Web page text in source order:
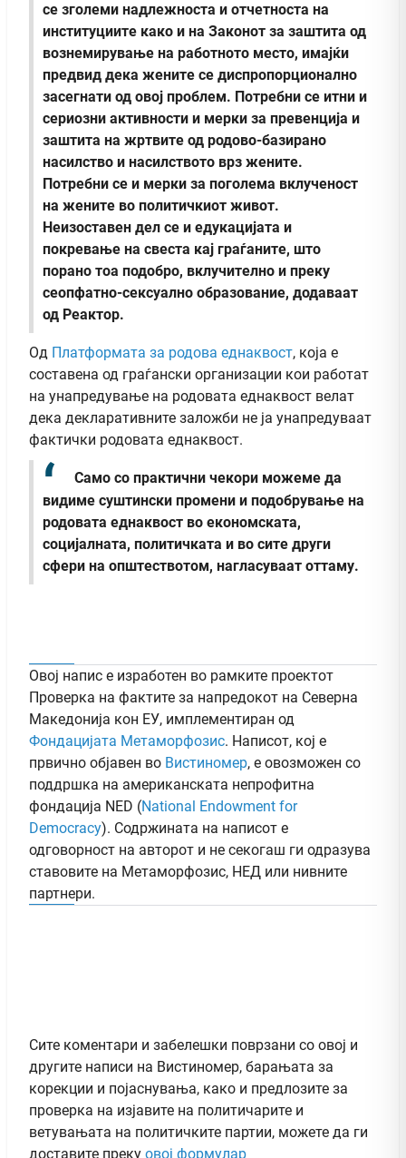
се зголеми надлежноста и отчетноста на
институциите како и на Законот за заштита од
вознемирување на работното место, имајќи
предвид дека жените се диспропорционално
засегнати од овој проблем. Потребни се итни и
сериозни активности и мерки за превенција и
заштита на жртвите од родово-базирано
насилство и насилството врз жените.
Потребни се и мерки за поголема вклученост
на жените во политичкиот живот.
Неизоставен дел се и едукацијата и
покревање на свеста кај граѓаните, што
порано тоа подобро, вклучително и преку
сеопфатно-сексуално образование, додаваат
од Реактор.
Од Платформата за родова еднаквост, која е
составена од граѓански организации кои работат
на унапредување на родовата еднаквост велат
дека декларативните заложби не ја унапредуваат
фактички родовата еднаквост.
Само со практични чекори можеме да
видиме суштински промени и подобрување на
родовата еднаквост во економската,
социјалната, политичката и во сите други
сфери на општествотом, нагласуваат оттаму.
Овој напис е изработен во рамките проектот
Проверка на фактите за напредокот на Северна
Македонија кон ЕУ, имплементиран од
Фондацијата Метаморфозис. Написот, кој е
првично објавен во Вистиномер, e овозможен со
поддршка на американската непрофитна
фондација NED (National Endowment for
Democracy). Содржината на написот е
одговорност на авторот и не секогаш ги одразува
ставовите на Метаморфозис, НЕД или нивните
партнери.
Сите коментари и забелешки поврзани со овој и
другите написи на Вистиномер, барањата за
корекции и појаснувања, како и предлозите за
проверка на изјавите на политичарите и
ветувањата на политичките партии, можете да ги
доставите преку овој формулар